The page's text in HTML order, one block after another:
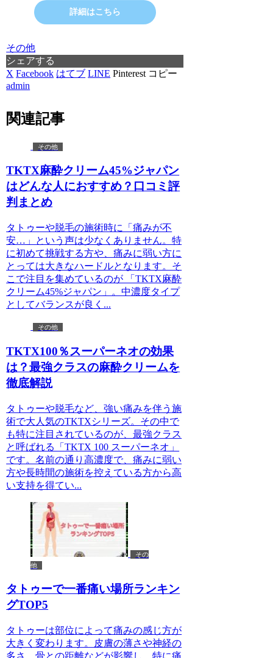
詳細はこちら
その他
シェアする
X Facebook はてブ LINE Pinterest コピー
admin
関連記事
その他
TKTX麻酔クリーム45%ジャパン
はどんな人におすすめ？口コミ評
判まとめ
タトゥーや脱毛の施術時に「痛みが不
安…」という声は少なくありません。特
に初めて挑戦する方や、痛みに弱い方に
とっては大きなハードルとなります。そ
こで注目を集めているのが 「TKTX麻酔
クリーム45%ジャパン」。中濃度タイプ
としてバランスが良く...
その他
TKTX100％スーパーネオの効果
は？最強クラスの麻酔クリームを
徹底解説
タトゥーや脱毛など、強い痛みを伴う施
術で大人気のTKTXシリーズ。その中で
も特に注目されているのが、最強クラス
と呼ばれる「TKTX 100 スーパーネオ」
です。名前の通り高濃度で、痛みに弱い
方や長時間の施術を控えている方から高
い支持を得てい...
その
他
タトゥーで一番痛い場所ランキン
グTOP5
タトゥーは部位によって痛みの感じ方が
大きく変わります。皮膚の薄さや神経の
多さ、骨との距離などが影響し、特に痛